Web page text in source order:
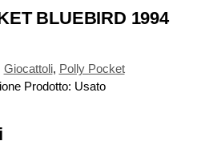
BLUEBIRD 1994
Giocattoli, Polly Pocket
Prodotto: Usato